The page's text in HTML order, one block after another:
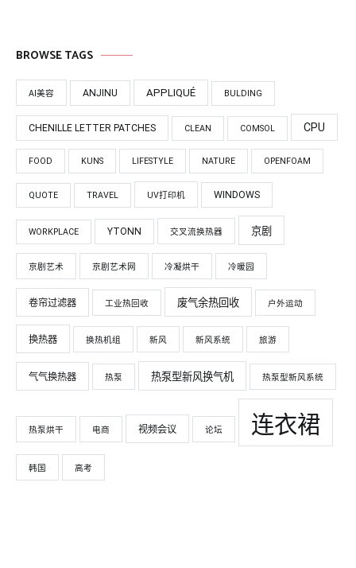
BROWSE TAGS
AI美容 ANJINU APPLIQUÉ BULDING
CHENILLE LETTER PATCHES CLEAN COMSOL CPU
FOOD KUNS LIFESTYLE NATURE OPENFOAM
QUOTE TRAVEL UV打印机 WINDOWS
WORKPLACE YTONN 交叉流换热器 京剧
京剧艺术 京剧艺术网 冷凝烘干 冷暖园
卷帘过滤器 工业热回收 废气余热回收 户外运动
换热器 换热机组 新风 新风系统 旅游
气气换热器 热泵 热泵型新风换气机 热泵型新风系统
热泵烘干 电商 视频会议 论坛 连衣裙
韩国 高考